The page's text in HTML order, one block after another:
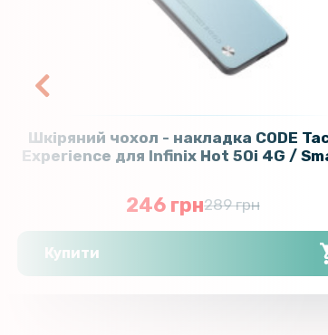
Шкіряний чохол - накладка CODE
Experience для Infinix Hot 50i 4G /
246 грн289 грн
Купити